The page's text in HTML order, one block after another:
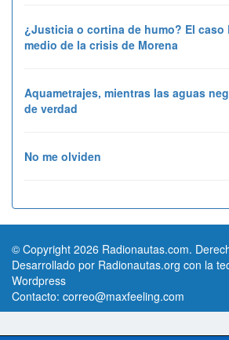
¿Justicia o cortina de humo? El caso
medio de la crisis de Morena
Aquametrajes, mientras las aguas
de verdad
No me olviden
© Copyright 2026 Radionautas.com.
Desarrollado por Radionautas.org con la
Wordpress
Contacto: correo@maxfeeling.com